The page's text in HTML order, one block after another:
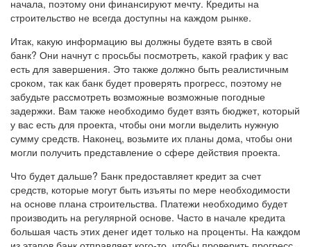
начала, поэтому они финансируют мечту. Кредиты на
строительство не всегда доступны на каждом рынке.
Итак, какую информацию вы должны будете взять в свой
банк? Они начнут с просьбы посмотреть, какой график у вас
есть для завершения. Это также должно быть реалистичным
сроком, так как банк будет проверять прогресс, поэтому не
забудьте рассмотреть возможные возможные погодные
задержки. Вам также необходимо будет взять бюджет, который
у вас есть для проекта, чтобы они могли выделить нужную
сумму средств. Наконец, возьмите их планы дома, чтобы они
могли получить представление о сфере действия проекта.
Что будет дальше? Банк предоставляет кредит за счет
средств, которые могут быть изъяты по мере необходимости
на основе плана строительства. Платежи необходимо будет
производить на регулярной основе. Часто в начале кредита
большая часть этих денег идет только на проценты. На каждом